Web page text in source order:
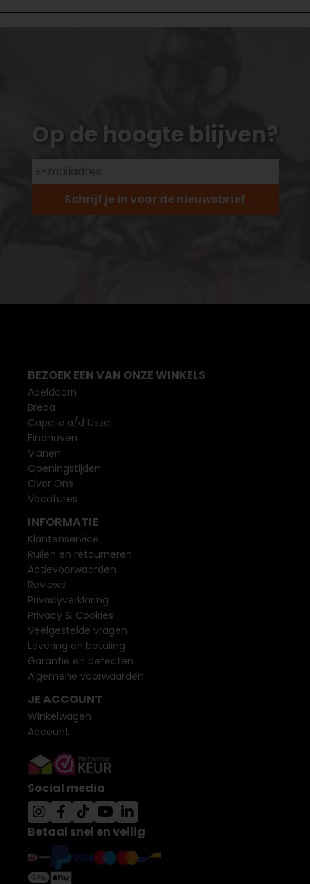
Op de hoogte blijven?
Schrijf je in voor de nieuwsbrief
BEZOEK EEN VAN ONZE WINKELS
Apeldoorn
Breda
Capelle a/d IJssel
Eindhoven
Vianen
Openingstijden
Over Ons
Vacatures
INFORMATIE
Klantenservice
Ruilen en retourneren
Actievoorwaarden
Reviews
Privacyverklaring
Privacy & Cookies
Veelgestelde vragen
Levering en betaling
Garantie en defecten
Algemene voorwaarden
JE ACCOUNT
Winkelwagen
Account
Social media
Betaal snel en veilig